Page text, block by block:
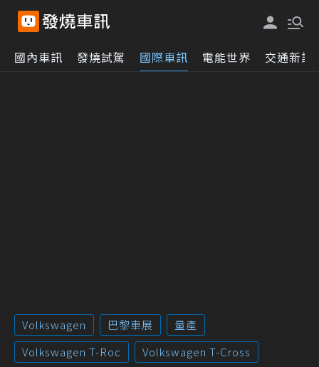
國內車訊 發燒試駕 國際車訊 電能世界 交通新訊
Volkswagen 巴黎車展
量產
Volkswagen T-Roc
Volkswagen T-Cross